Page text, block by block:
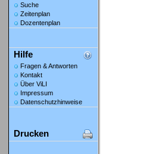
Suche
Zeitenplan
Dozentenplan
Hilfe
Fragen & Antworten
Kontakt
Über ViLI
Impressum
Datenschutzhinweise
Drucken